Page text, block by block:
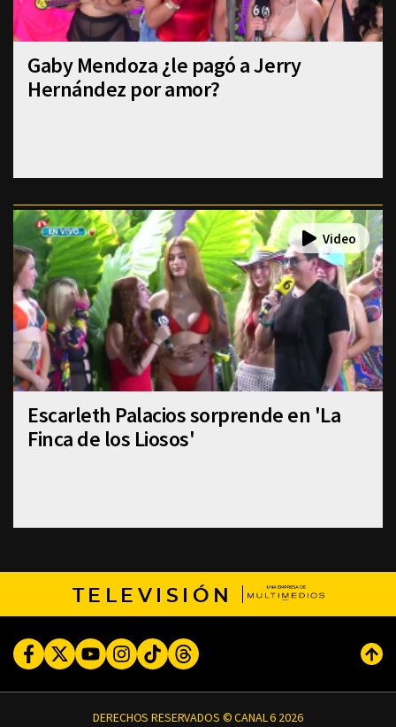
Gaby Mendoza ¿le pagó a Jerry
Hernández por amor?
Escarleth Palacios sorprende en 'La
Finca de los Liosos'
TELEVISIÓN
FacebookTwitterYoutubeInstagram
TikTokThreads
DERECHOS RESERVADOS © CANAL 6 2026